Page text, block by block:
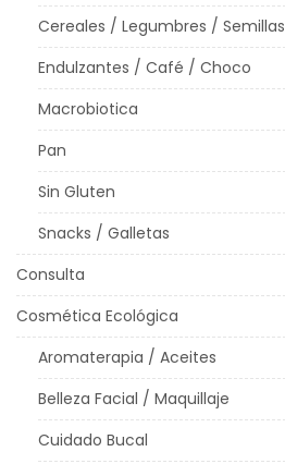
Cereales / Legumbres / Semillas
Endulzantes / Café / Choco
Macrobiotica
Pan
Sin Gluten
Snacks / Galletas
Consulta
Cosmética Ecológica
Aromaterapia / Aceites
Belleza Facial / Maquillaje
Cuidado Bucal